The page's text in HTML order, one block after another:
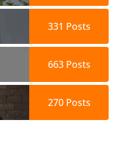
331 Posts
663Posts
270Posts